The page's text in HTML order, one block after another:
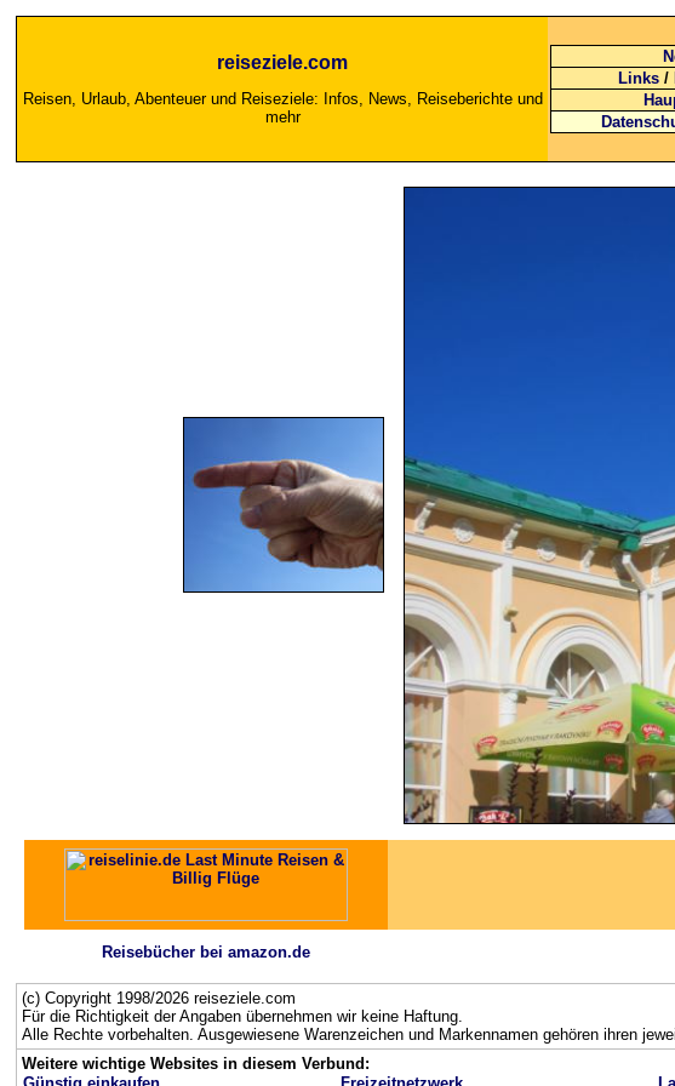
reiseziele.com
Reisen, Urlaub, Abenteuer und Reiseziele: Infos, News, Reiseberichte und
mehr
Links /
Reisebücher bei amazon.de
(c) Copyright 1998/2026 reiseziele.com
Für die Richtigkeit der Angaben übernehmen wir keine Haftung.
Alle Rechte vorbehalten. Ausgewiesene Warenzeichen und Markennamen gehören ihren
Weitere wichtige Websites in diesem Verbund: